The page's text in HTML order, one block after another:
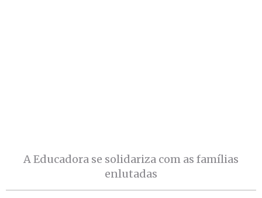
A Educadora se solidariza com as famílias
enlutadas